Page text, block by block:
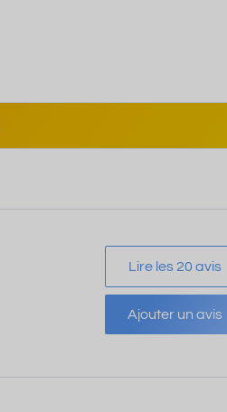
Lire les 20 avis
Ajouter un avis